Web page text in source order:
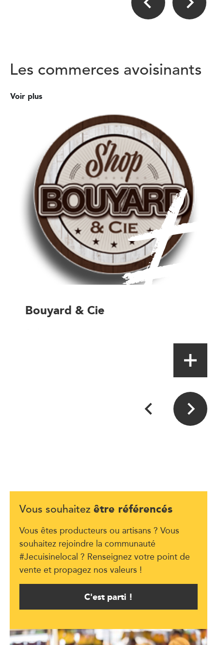
Les commerces avoisinants
Voir plus
Bouyard & Cie
Vous souhaitez être référencés
Vous êtes producteurs ou artisans ? Vous
souhaitez rejoindre la communauté
#Jecuisinelocal ? Renseignez votre point de
vente et propagez nos valeurs !
C'est parti !